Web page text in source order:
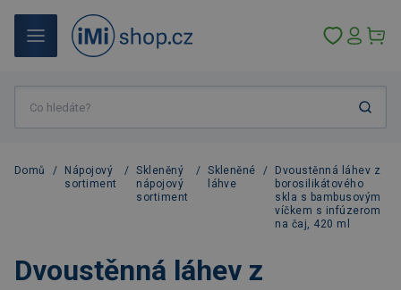
Domů /
Nápojový
sortiment
/ Skleněný
nápojový
sortiment
/ Skleněné
láhve
/
Dvoustěnná láhev z
borosilikátového
skla s bambusovým
víčkem s infúzerom
na čaj, 420 ml
Dvoustěnná láhev z